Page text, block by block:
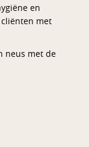
en
met
neus met de